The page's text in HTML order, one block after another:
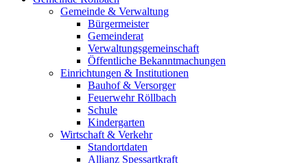
Gemeinde & Verwaltung
Bürgermeister
Gemeinderat
Verwaltungsgemeinschaft
Öffentliche Bekanntmachungen
Einrichtungen & Institutionen
Bauhof & Versorger
Feuerwehr Röllbach
Schule
Kindergarten
Wirtschaft & Verkehr
Standortdaten
Allianz Spessartkraft